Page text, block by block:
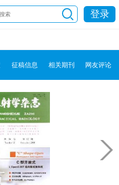
登录
征稿信息 相关期刊 网友评论